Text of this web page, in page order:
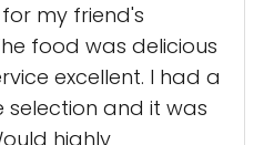
my friend's
food was delicious
excellent. I had a
selection and it was
highly